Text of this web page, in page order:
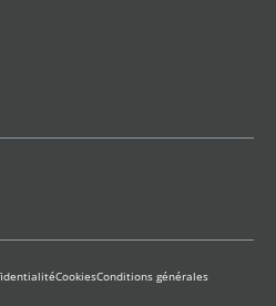
CookiesConditions générales